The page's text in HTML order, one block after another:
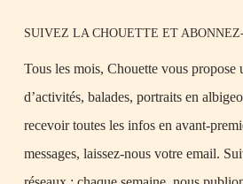
SUIVEZ LA CHOUETTE ET
Tous les mois, Chouette vous propose
d’activités, balades, portraits en
recevoir toutes les infos en avant-
messages, laissez-nous votre email.